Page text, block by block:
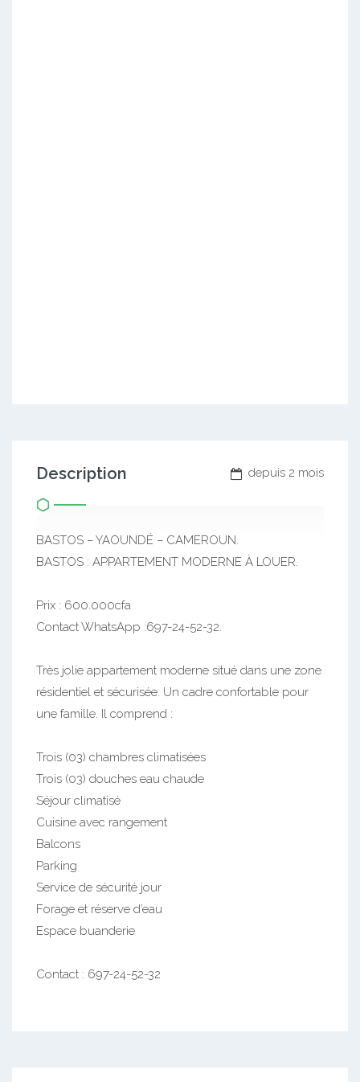
depuis 2 mois
Description
BASTOS – YAOUNDÉ – CAMEROUN.
BASTOS : APPARTEMENT MODERNE À LOUER.
Prix : 600.000cfa
Contact WhatsApp :697-24-52-32.
Très jolie appartement moderne situé dans une zone
résidentiel et sécurisée. Un cadre confortable pour
une famille. Il comprend :
Trois (03) chambres climatisées
Trois (03) douches eau chaude
Séjour climatisé
Cuisine avec rangement
Balcons
Parking
Service de sécurité jour
Forage et réserve d’eau
Espace buanderie
Contact : 697-24-52-32